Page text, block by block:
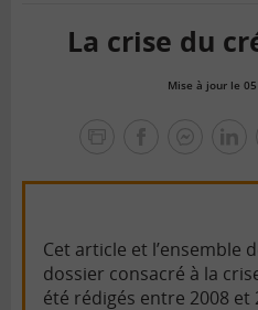
La crise du
Mise à jour le
tous
Cet article et l’ensemble
dossier consacré à la
été rédigés entre 2008 et